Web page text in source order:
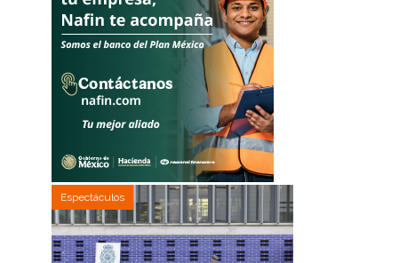
Espectáculos